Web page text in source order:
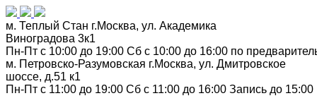
м. Теплый Стан г.Москва, ул. Академика
Виноградова 3к1
Пн-Пт с 10:00 до 19:00 Сб с 10:00 до 16:00 по
м. Петровско-Разумовская г.Москва, ул. Дмитровское
шоссе, д.51 к1
Пн-Пт с 11:00 до 19:00 Сб с 11:00 до 16:00 Запись до 15:00